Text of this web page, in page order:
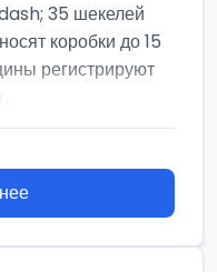
35 шекелей
коробки до 15
регистрируют